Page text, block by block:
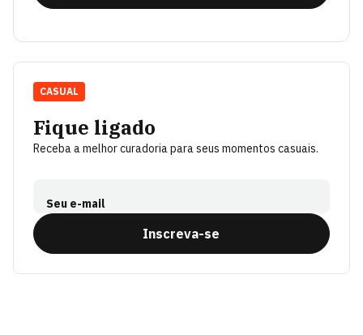
Fique ligado
Receba a melhor curadoria para seus momentos casuais.
Seu e-mail
Inscreva-se
CASUAL